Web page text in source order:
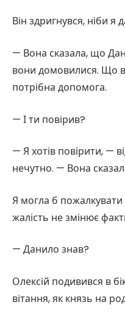
Він здригнувся, ніби я
— Вона сказала, що
вони домовилися. Що
потрібна допомога.
— І ти повірив?
— Я хотів повірити, —
нечутно. — Вона
Я могла б
жалість не змінює
— Данило знав?
Олексій подивився в
вітання, як князь на